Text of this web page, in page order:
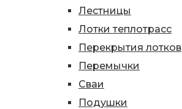
Лестницы
Лотки теплотрасс
Перекрытия лотков
Перемычки
Сваи
Подушки